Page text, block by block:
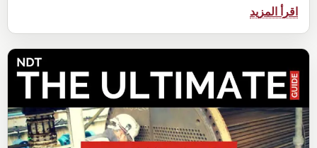
اقرأ المزيد
الفرق
بين
الاشعاع
المؤين
والغير
مؤين